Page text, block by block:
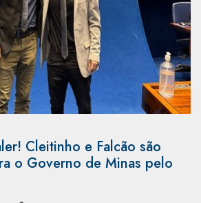
Cleitinho e Falcão são
o Governo de Minas pelo